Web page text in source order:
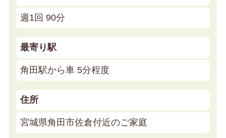
週1回 90分
最寄り駅
角田駅から車 5分程度
住所
宮城県角田市佐倉付近のご家庭